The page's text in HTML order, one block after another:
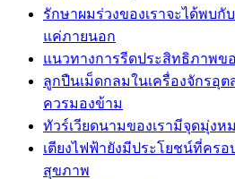
รักษาผมร่วงของเราจะได้พบกั
แค่ภายนอก
แนวทางการรีดประสิทธิภาพขอ
ลูกปืนเม็ดกลมในเครื่องจักรอุ
ควรมองข้าม
ทัวร์เวียดนามของเรามีจุดมุ่งห
เตียงไฟฟ้ายังมีประโยชน์ที่คร
สุขภาพ